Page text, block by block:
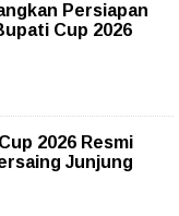
Persiapan
Cup 2026
2026 Resmi
Junjung